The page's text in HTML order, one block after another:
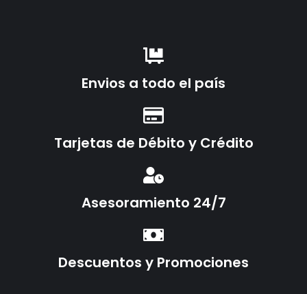
Envios a todo el país
Tarjetas de Débito y Crédito
Asesoramiento 24/7
Descuentos y Promociones